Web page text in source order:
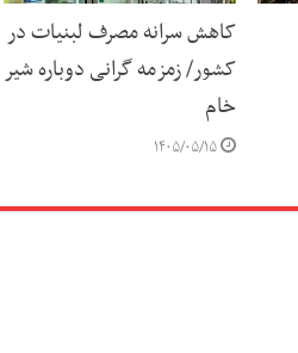
کاهش سرانه مصرف لبنیات در
کشور/ زمزمه گرانی دوباره شیر
خام
۱۴۰۵/۰۵/۱۵